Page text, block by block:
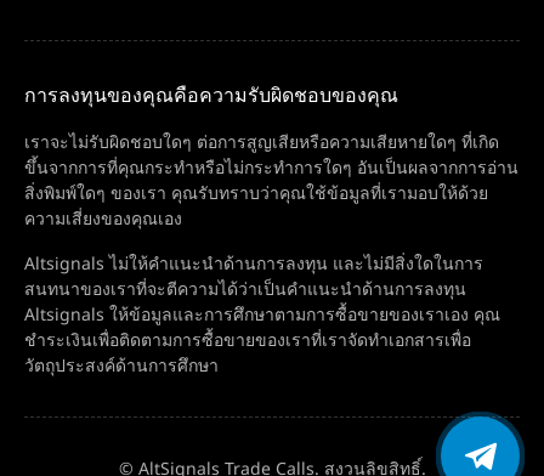
การลงทุนของคุณคือความรับผิดชอบของคุณ
เราจะไม่รับผิดชอบใดๆ ต่อการสูญเสียหรือความเสียหายใดๆ ที่เกิด
ขึ้นจากการที่คุณกระทำหรือไม่กระทำการใดๆ อันเป็นผลจากการอ่าน
สิ่งพิมพ์ใดๆ ของเรา คุณรับทราบว่าคุณใช้ข้อมูลที่เรามอบให้ด้วย
ความเสี่ยงของคุณเอง
Altsignals ไม่ให้คำแนะนำด้านการลงทุน และไม่มีสิ่งใดในการ
สนทนาของเราที่จะตีความได้ว่าเป็นคำแนะนำด้านการลงทุน
Altsignals ให้ข้อมูลและการศึกษาตามการซื้อขายของเราเอง คุณ
ชำระเงินเพื่อติดตามการซื้อขายของเราที่เราจัดทำเอกสารเพื่อ
วัตถุประสงค์ด้านการศึกษา
© AltSignals Trade Calls. สงวนลิขสิทธิ์.